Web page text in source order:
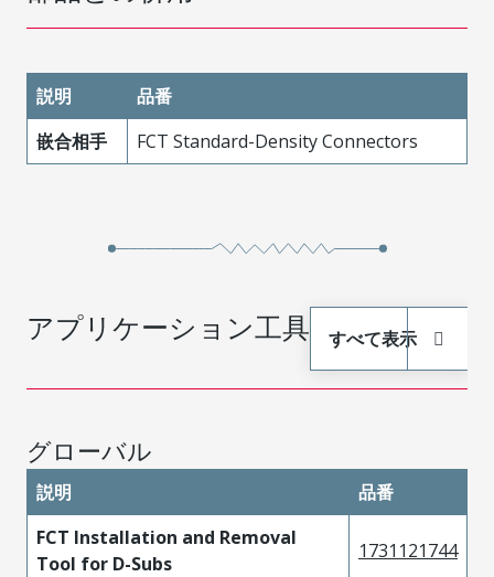
説明
品番
嵌合相手
FCT Standard-Density Connectors
アプリケーション工具 すべて表示
グローバル
説明
品番
FCT Installation and Removal
Tool for D-Subs
1731121744